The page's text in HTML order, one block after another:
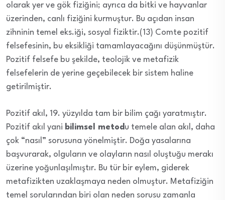
olarak yer ve gök fiziğini; ayrıca da bitki ve hayvanlar
üzerinden, canlı fiziğini kurmuştur. Bu açıdan insan
zihninin temel eks.iği, sosyal fiziktir.(13) Comte pozitif
felsefesinin, bu eksikliği tamamlayacağını düşünmüştür.
Pozitif felsefe bu şekilde, teolojik ve metafizik
felsefelerin de yerine geçebilecek bir sistem haline
getirilmiştir.
Pozitif akıl, 19. yüzyılda tam bir bilim çağı yaratmıştır.
Pozitif akıl yani bilimsel metod u temele alan akıl, daha
çok “nasıl” sorusuna yönelmiştir. Doğa yasalarına
başvurarak, olguların ve olayların nasıl oluştuğu merakı
üzerine yoğunlaşılmıştır. Bu tür bir eylem, giderek
metafizikten uzaklaşmaya neden olmuştur. Metafiziğin
temel sorularından biri olan neden sorusu zamanla